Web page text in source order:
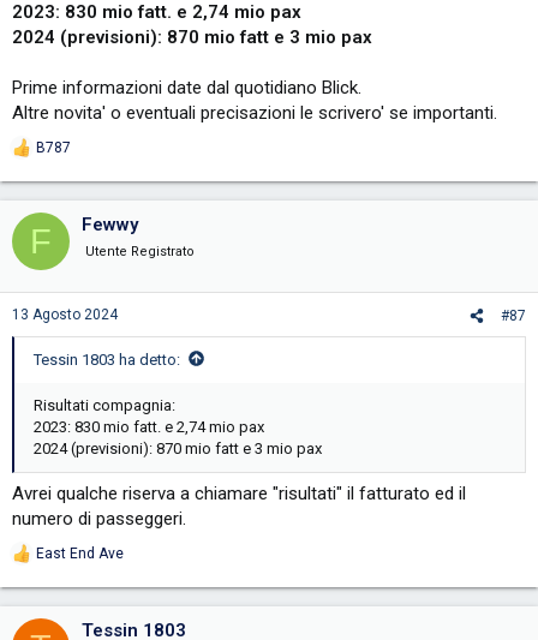
2023: 830 mio fatt. e 2,74 mio pax
2024 (previsioni): 870 mio fatt e 3 mio pax
Prime informazioni date dal quotidiano Blick.
Altre novita' o eventuali precisazioni le scrivero' se importanti.
R
t
i
n
s
B787
F Fewwy
Utente Registrato
13 Agosto 2024 #87
Tessin 1803 ha detto:
Risultati compagnia:
2023: 830 mio fatt. e 2,74 mio pax
2024 (previsioni): 870 mio fatt e 3 mio pax
Avrei qualche riserva a chiamare "risultati" il fatturato ed il
numero di passeggeri.
R
East End Ave
Tessin 1803